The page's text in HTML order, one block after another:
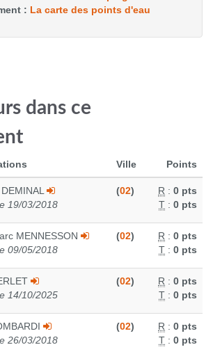
: La carte des points d'eau
dans ce
Ville Points
19/03/2018
(02) R : 0 pts
T : 0 pts
MENNESSON
09/05/2018
(02) R : 0 pts
T : 0 pts
14/10/2025
(02) R : 0 pts
T : 0 pts
26/03/2018
(02) R : 0 pts
T : 0 pts